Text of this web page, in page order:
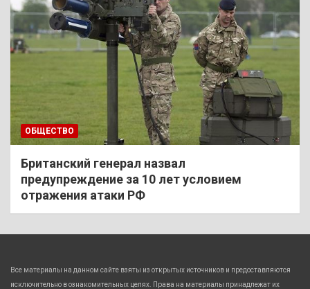
ОБЩЕСТВО
Британский генерал назвал
предупреждение за 10 лет условием
отражения атаки РФ
Все материалы на данном сайте взяты из открытых источников и предоставляются
исключительно в ознакомительных целях. Права на материалы принадлежат их